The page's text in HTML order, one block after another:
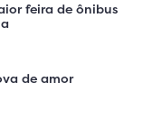
feira de ônibus
de amor